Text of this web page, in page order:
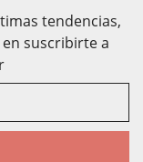
tendencias,
suscribirte a